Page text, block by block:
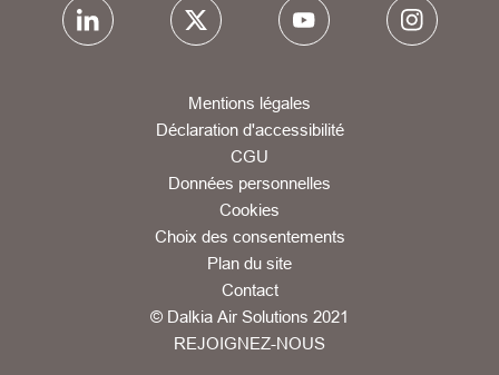
Mentions légales
Déclaration d'accessibilité
CGU
Données personnelles
Cookies
Choix des consentements
Plan du site
Contact
© Dalkia Air Solutions 2021
REJOIGNEZ-NOUS